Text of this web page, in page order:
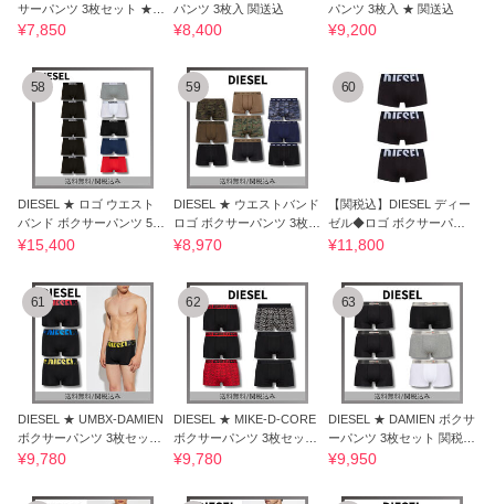
サーパンツ 3枚セット ★
関税送料込
¥7,850
パンツ 3枚入 関送込
¥8,400
パンツ 3枚入 ★ 関送込
¥9,200
58
DIESEL ★ ロゴ ウエスト
バンド ボクサーパンツ 5枚
入 関送込
¥15,400
59
DIESEL ★ ウエストバンド
ロゴ ボクサーパンツ 3枚入
関送込
¥8,970
60
【関税込】DIESEL ディー
ゼル◆ロゴ ボクサーパン
ツ 3枚セット
¥11,800
61
DIESEL ★ UMBX-DAMIEN
ボクサーパンツ 3枚セット
関税送料込
¥9,780
62
DIESEL ★ MIKE-D-CORE
ボクサーパンツ 3枚セット
関税送料込
¥9,780
63
DIESEL ★ DAMIEN ボクサ
ーパンツ 3枚セット 関税送
料込
¥9,950